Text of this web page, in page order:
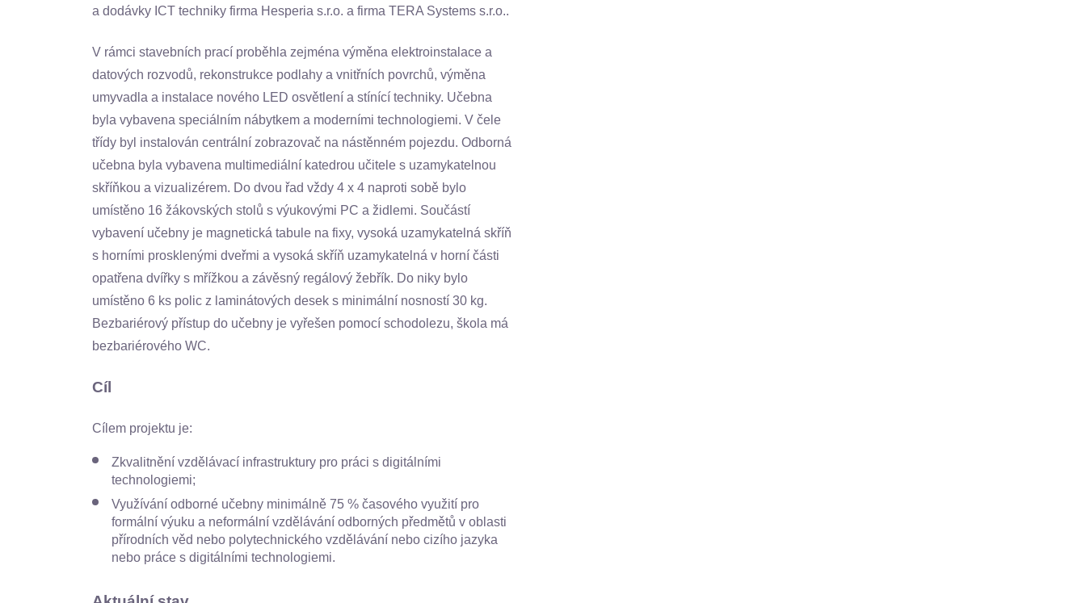
a dodávky ICT techniky firma Hesperia s.r.o. a firma TERA Systems s.r.o..
V rámci stavebních prací proběhla zejména výměna elektroinstalace a
datových rozvodů, rekonstrukce podlahy a vnitřních povrchů, výměna
umyvadla a instalace nového LED osvětlení a stínící techniky. Učebna
byla vybavena speciálním nábytkem a moderními technologiemi. V čele
třídy byl instalován centrální zobrazovač na nástěnném pojezdu. Odborná
učebna byla vybavena multimediální katedrou učitele s uzamykatelnou
skříňkou a vizualizérem. Do dvou řad vždy 4 x 4 naproti sobě bylo
umístěno 16 žákovských stolů s výukovými PC a židlemi. Součástí
vybavení učebny je magnetická tabule na fixy, vysoká uzamykatelná skříň
s horními prosklenými dveřmi a vysoká skříň uzamykatelná v horní části
opatřena dvířky s mřížkou a závěsný regálový žebřík. Do niky bylo
umístěno 6 ks polic z laminátových desek s minimální nosností 30 kg.
Bezbariérový přístup do učebny je vyřešen pomocí schodolezu, škola má
bezbariérového WC.
Cíl
Cílem projektu je:
Zkvalitnění vzdělávací infrastruktury pro práci s digitálními
technologiemi;
Využívání odborné učebny minimálně 75 % časového využití pro
formální výuku a neformální vzdělávání odborných předmětů v oblasti
přírodních věd nebo polytechnického vzdělávání nebo cizího jazyka
nebo práce s digitálními technologiemi.